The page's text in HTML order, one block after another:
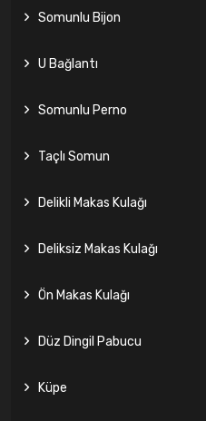
Somunlu Bijon
U Bağlantı
Somunlu Perno
Taçlı Somun
Delikli Makas Kulağı
Deliksiz Makas Kulağı
Ön Makas Kulağı
Düz Dingil Pabucu
Küpe